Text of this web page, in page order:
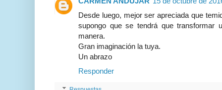
Desde luego, mejor ser apreciada que
supongo que se tendrá que
manera.
Gran imaginación la tuya.
Un abrazo
Responder